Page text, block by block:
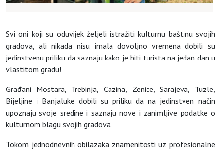
Svi oni koji su oduvijek željeli istražiti kulturnu baštinu svojih
gradova, ali nikada nisu imala dovoljno vremena dobili su
jedinstvenu priliku da saznaju kako je biti turista na jedan dan u
vlastitom gradu!
Građani Mostara, Trebinja, Cazina, Zenice, Sarajeva, Tuzle,
Bijeljine i Banjaluke dobili su priliku da na jedinstven način
upoznaju svoje sredine i saznaju nove i zanimljive podatke o
kulturnom blagu svojih gradova.
Tokom jednodnevnih obilazaka znamenitosti uz profesionalne